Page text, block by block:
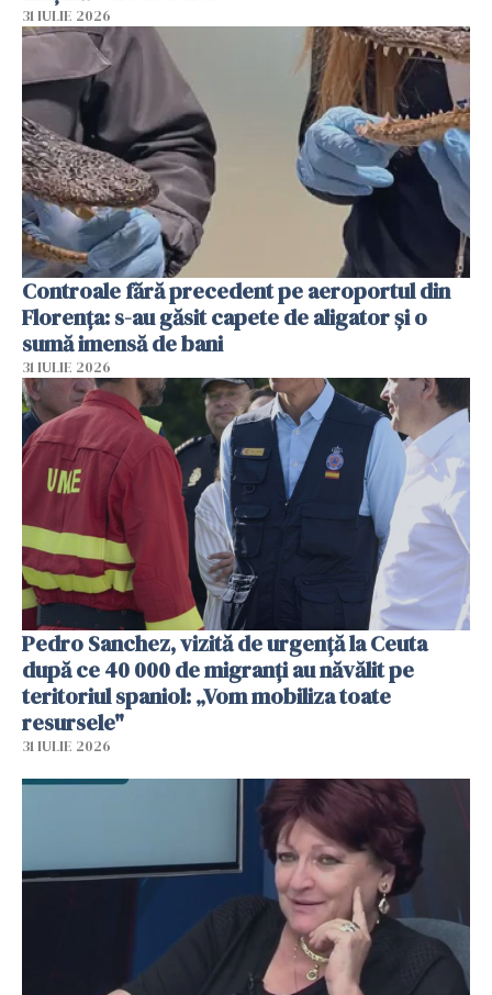
31 IULIE 2026
Controale fără precedent pe aeroportul din
Florența: s-au găsit capete de aligator și o
sumă imensă de bani
31 IULIE 2026
Pedro Sanchez, vizită de urgență la Ceuta
după ce 40 000 de migranți au năvălit pe
teritoriul spaniol: „Vom mobiliza toate
resursele"
31 IULIE 2026